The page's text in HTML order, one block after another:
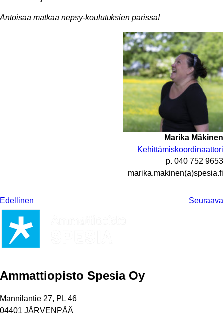
Antoisaa matkaa nepsy-koulutuksien parissa!
Marika Mäkinen
Kehittämiskoordinaattori
p. 040 752 9653
marika.makinen(a)spesia.fi
Edellinen Seuraava
Ammattiopisto Spesia Oy
Mannilantie 27, PL 46
04401 JÄRVENPÄÄ